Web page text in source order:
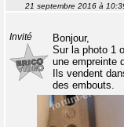
21 septembre 2016 à
Invité
Bonjour,
Sur la photo 1
une empreinte
Ils vendent
des embouts.